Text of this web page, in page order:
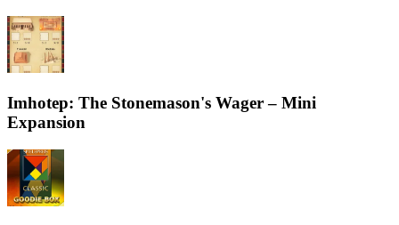
Imhotep: The Stonemason's Wager – Mini
Expansion